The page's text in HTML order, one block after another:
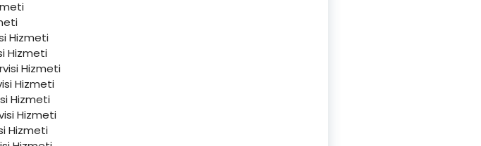
Hizmeti
Hizmeti
Hizmeti
Hizmeti
Hizmeti
Hizmeti
Hizmeti